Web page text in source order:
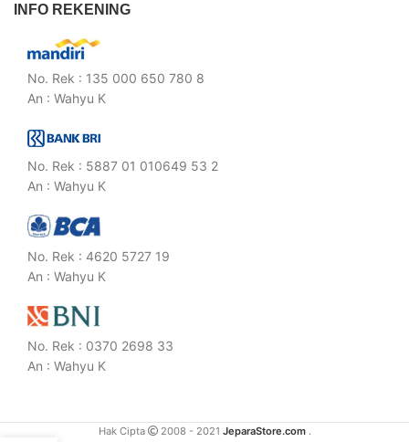
INFO REKENING
No. Rek : 135 000 650 780 8
An : Wahyu K
No. Rek : 5887 01 010649 53 2
An : Wahyu K
No. Rek : 4620 5727 19
An : Wahyu K
No. Rek : 0370 2698 33
An : Wahyu K
Hak Cipta 2008 - 2021 JeparaStore.com.